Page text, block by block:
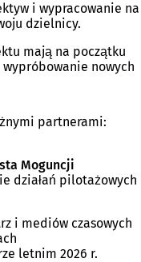
i wypracowanie na
dzielnicy.
mają na początku
nowych
partnerami:
Moguncji
działań pilotażowych
i mediów czasowych
letnim 2026 r.